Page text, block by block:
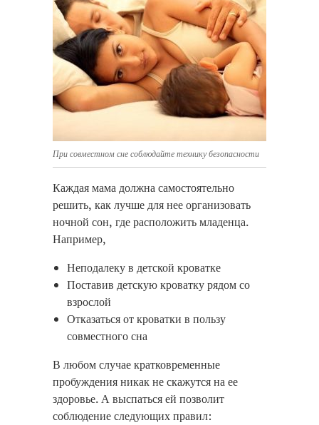
При совместном сне соблюдайте технику безопасности
Каждая мама должна самостоятельно
решить, как лучше для нее организовать
ночной сон, где расположить младенца.
Например,
Неподалеку в детской кроватке
Поставив детскую кроватку рядом со
взрослой
Отказаться от кроватки в пользу
совместного сна
В любом случае кратковременные
пробуждения никак не скажутся на ее
здоровье. А выспаться ей позволит
соблюдение следующих правил: